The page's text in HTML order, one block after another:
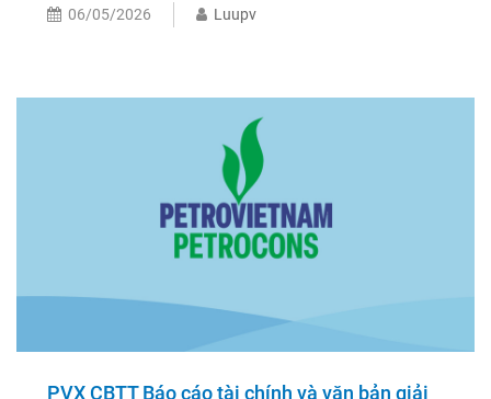
06/05/2026 Luupv
PVX CBTT Báo cáo tài chính và văn bản giải